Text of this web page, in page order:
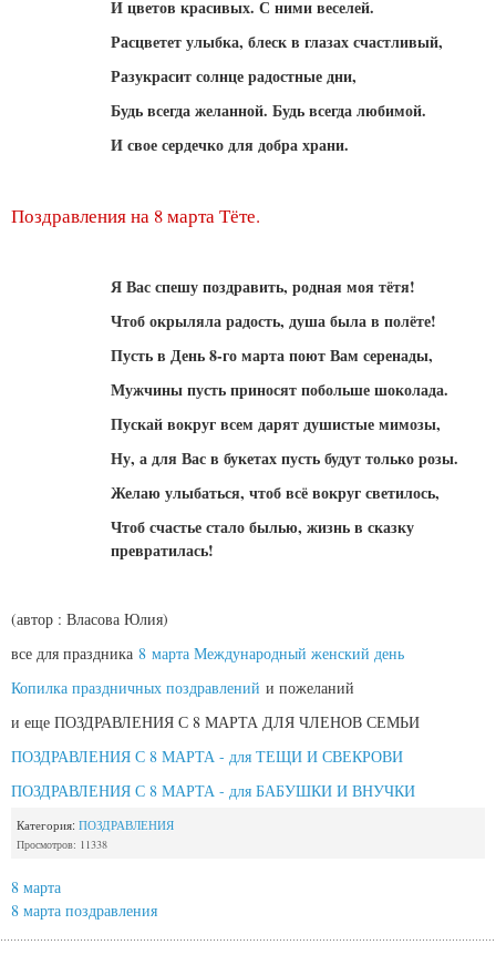
И цветов красивых. С ними веселей.
Расцветет улыбка, блеск в глазах счастливый,
Разукрасит солнце радостные дни,
Будь всегда желанной. Будь всегда любимой.
И свое сердечко для добра храни.
Поздравления на 8 марта Тёте.
Я Вас спешу поздравить, родная моя тётя!
Чтоб окрыляла радость, душа была в полёте!
Пусть в День 8-го марта поют Вам серенады,
Мужчины пусть приносят побольше шоколада.
Пускай вокруг всем дарят душистые мимозы,
Ну, а для Вас в букетах пусть будут только розы.
Желаю улыбаться, чтоб всё вокруг светилось,
Чтоб счастье стало былью, жизнь в сказку
превратилась!
(автор : Власова Юлия)
все для праздника 8 марта Международный женский день
Копилка праздничных поздравлений и пожеланий
и еще ПОЗДРАВЛЕНИЯ С 8 МАРТА ДЛЯ ЧЛЕНОВ СЕМЬИ
ПОЗДРАВЛЕНИЯ С 8 МАРТА - для ТЕЩИ И СВЕКРОВИ
ПОЗДРАВЛЕНИЯ С 8 МАРТА - для БАБУШКИ И ВНУЧКИ
Категория: ПОЗДРАВЛЕНИЯ
Просмотров: 11338
8 марта
8 марта поздравления